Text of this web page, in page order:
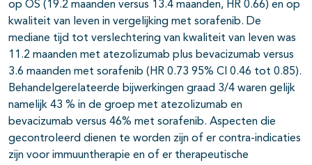
op OS (19.2 maanden versus 13.4 maanden, HR 0.66) en op
kwaliteit van leven in vergelijking met sorafenib. De
mediane tijd tot verslechtering van kwaliteit van leven was
11.2 maanden met atezolizumab plus bevacizumab versus
3.6 maanden met sorafenib (HR 0.73 95% CI 0.46 tot 0.85).
Behandelgerelateerde bijwerkingen graad 3/4 waren gelijk
namelijk 43 % in de groep met atezolizumab en
bevacizumab versus 46% met sorafenib. Aspecten die
gecontroleerd dienen te worden zijn of er contra-indicaties
zijn voor immuuntherapie en of er therapeutische